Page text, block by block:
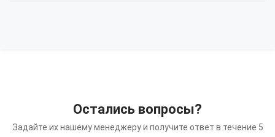
Остались вопросы?
Задайте их нашему менеджеру и получите ответ в течение 5